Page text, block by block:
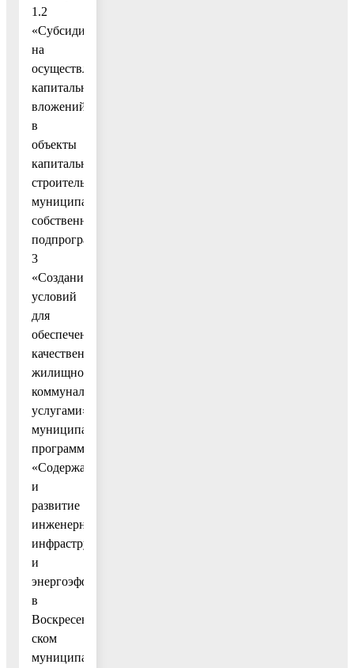
1.2
«Субсидии
на
осуществление
капитальных
вложений
в
объекты
капитального
строительства
муниципальной
собственности»
подпрограммы
3
«Создание
условий
для
обеспечения
качествеными
жилищно-
коммунальными
услугами»
муниципальной
программы
«Содержание
и
развитие
инженерной
инфраструктуры
и
энергоэффективности
в
Воскресен-
ском
муниципальном